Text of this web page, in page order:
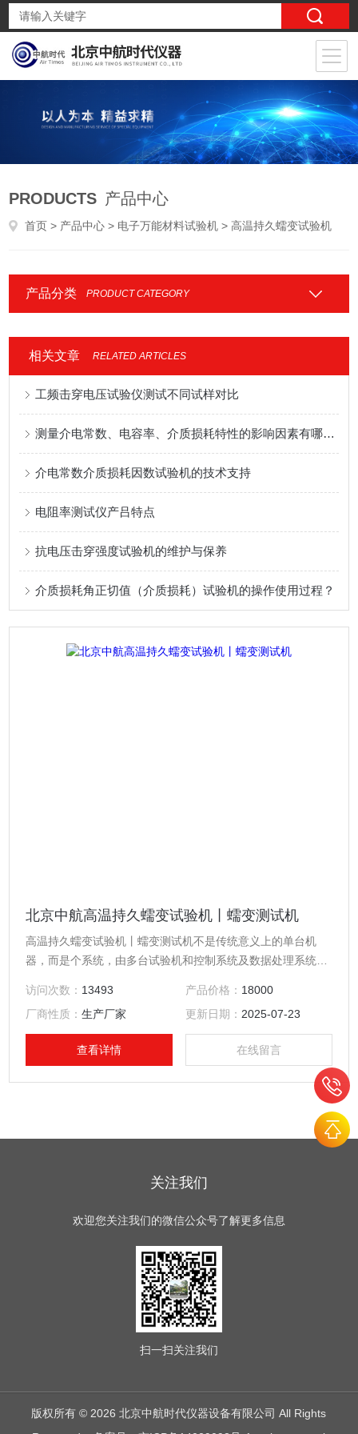
PRODUCTS 产品中心
首页 > 产品中心 > 电子万能材料试验机 > 高温持久蠕变试验机
产品分类 PRODUCT CATEGORY
相关文章 RELATED ARTICLES
工频击穿电压试验仪测试不同试样对比
测量介电常数、电容率、介质损耗特性的影响因素有哪些？
介电常数介质损耗因数试验机的技术支持
电阻率测试仪产吕特点
抗电压击穿强度试验机的维护与保养
介质损耗角正切值（介质损耗）试验机的操作使用过程？
北京中航高温持久蠕变试验机丨蠕变测试机
高温持久蠕变试验机丨蠕变测试机不是传统意义上的单台机
器，而是个系统，由多台试验机和控制系统及数据处理系统组
处理数据打印报告的工具，而且参与控制。通讯网络连接应用
485总线方式，具有通讯距离远，可靠性高，抗干扰能力强的
特点。
访问次数： 13493 产品价格： 18000
厂商性质：生产厂家 更新日期： 2025-07-23
查看详情 在线留言
关注我们
欢迎您关注我们的微信公众号了解更多信息
扫一扫关注我们
版权所有 © 2026 北京中航时代仪器设备有限公司 All Rights